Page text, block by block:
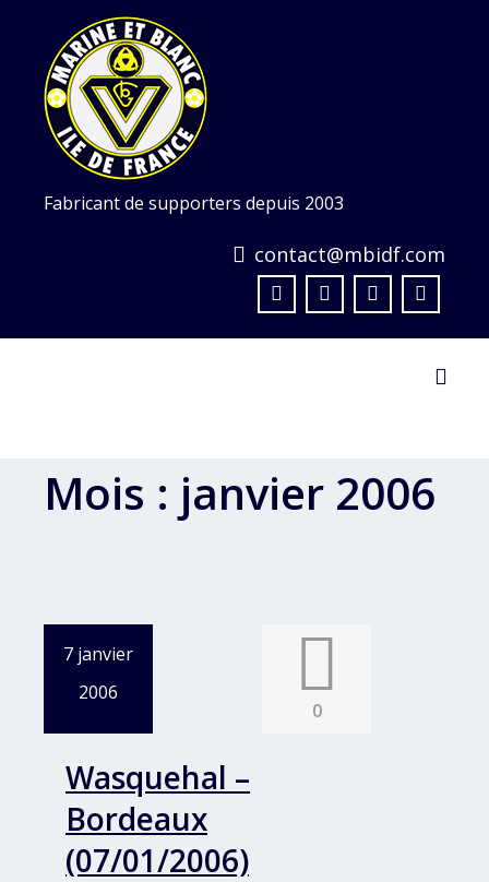
content
Fabricant de supporters depuis 2003
contact@mbidf.com
Mois : janvier 2006
7 janvier
2006
0
Wasquehal –
Bordeaux
(07/01/2006)